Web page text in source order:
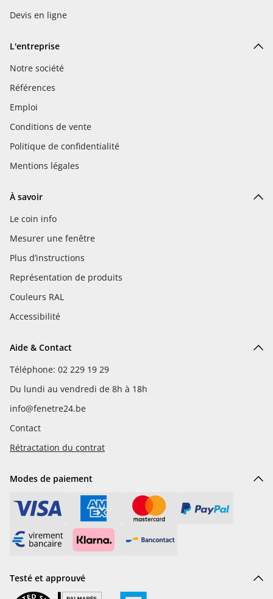
Devis en ligne
L'entreprise
Notre société
Références
Emploi
Conditions de vente
Politique de confidentialité
Mentions légales
À savoir
Le coin info
Mesurer une fenêtre
Plus d’instructions
Représentation de produits
Couleurs RAL
Accessibilité
Aide & Contact
Téléphone: 02 229 19 29
Du lundi au vendredi de 8h à 18h
info@fenetre24.be
Contact
Rétractation du contrat
Modes de paiement
Testé et approuvé